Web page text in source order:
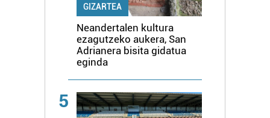
GIZARTEA
Neandertalen kultura
ezagutzeko aukera, San
Adrianera bisita gidatua
eginda
5